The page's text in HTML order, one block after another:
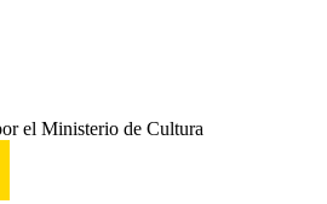
el Ministerio de Cultura